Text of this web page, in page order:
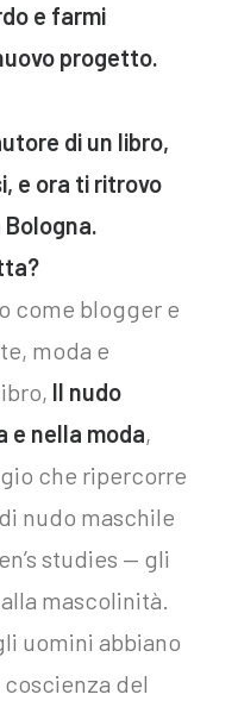
e farmi
progetto.
di un libro,
e ora ti ritrovo
come blogger e
moda e
Il nudo
e nella moda,
che ripercorre
nudo maschile
studies — gli
mascolinità.
uomini abbiano
del